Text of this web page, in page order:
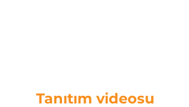
Tanıtım videosu